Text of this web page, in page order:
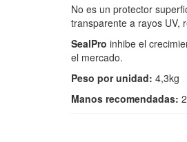
No es un protector
transparente a rayos UV,
SealPro inhibe el
el mercado.
Peso por unidad: 4,3kg
Manos recomendadas: 2